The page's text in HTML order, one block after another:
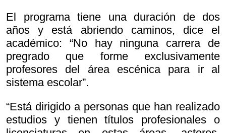
El programa tiene una duración de dos
años y está abriendo caminos, dice el
académico: “No hay ninguna carrera de
pregrado que forme exclusivamente
profesores del área escénica para ir al
sistema escolar”.
“Está dirigido a personas que han realizado
estudios y tienen títulos profesionales o